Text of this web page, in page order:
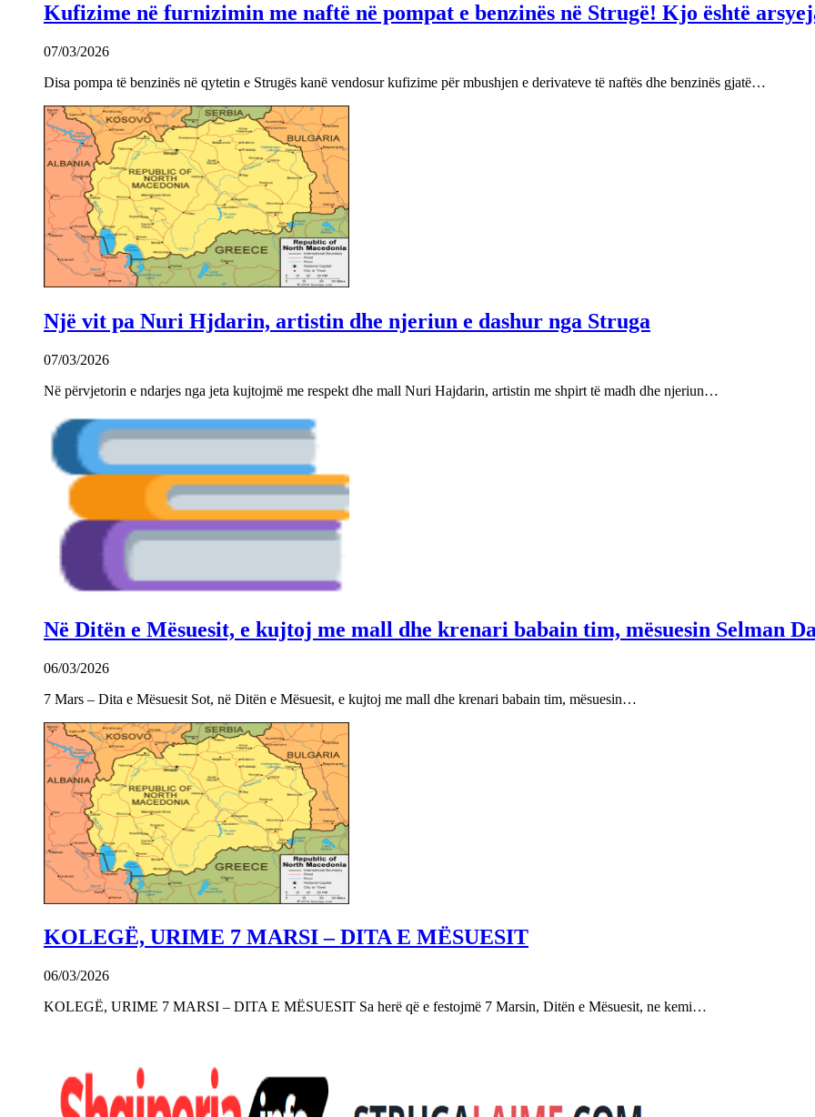
Kufizime në furnizimin me naftë në pompat e benzinës në Strugë! Kjo është
07/03/2026
Disa pompa të benzinës në qytetin e Strugës kanë vendosur kufizime për mbushjen e derivateve të naftës dhe benzinës gjatë…
Një vit pa Nuri Hjdarin, artistin dhe njeriun e dashur nga Struga
07/03/2026
Në përvjetorin e ndarjes nga jeta kujtojmë me respekt dhe mall Nuri Hajdarin, artistin me shpirt të madh dhe njeriun…
Në Ditën e Mësuesit, e kujtoj me mall dhe krenari babain tim, mësuesin Selman
06/03/2026
7 Mars – Dita e Mësuesit Sot, në Ditën e Mësuesit, e kujtoj me mall dhe krenari babain tim, mësuesin…
KOLEGË, URIME 7 MARSI – DITA E MËSUESIT
06/03/2026
KOLEGË, URIME 7 MARSI – DITA E MËSUESIT Sa herë që e festojmë 7 Marsin, Ditën e Mësuesit, ne kemi…